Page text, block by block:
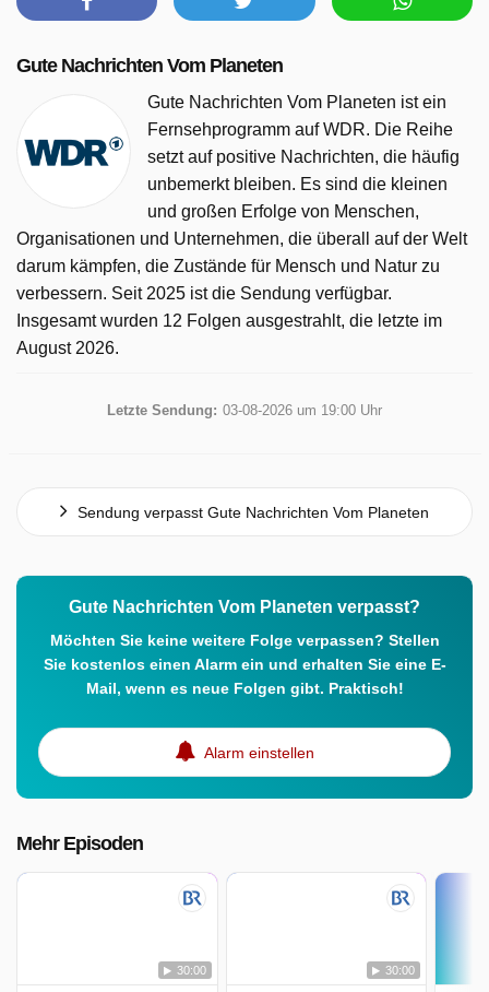
Gute Nachrichten Vom Planeten wurde auf WDR
Gute Nachrichten Vom Planeten
Gute Nachrichten Vom Planeten ist ein
Fernsehprogramm auf WDR. Die Reihe
setzt auf positive Nachrichten, die häufig
unbemerkt bleiben. Es sind die kleinen
und großen Erfolge von Menschen,
Organisationen und Unternehmen, die überall auf der Welt
darum kämpfen, die Zustände für Mensch und Natur zu
verbessern. Seit 2025 ist die Sendung verfügbar.
Insgesamt wurden 12 Folgen ausgestrahlt, die letzte im
August 2026.
Letzte Sendung: 03-08-2026 um 19:00 Uhr
Sendung verpasst Gute Nachrichten Vom Planeten
Gute Nachrichten Vom Planeten verpasst?
Möchten Sie keine weitere Folge verpassen? Stellen
Sie kostenlos einen Alarm ein und erhalten Sie eine E-
Mail, wenn es neue Folgen gibt. Praktisch!
Alarm einstellen
Mehr Episoden
30:00 30:00